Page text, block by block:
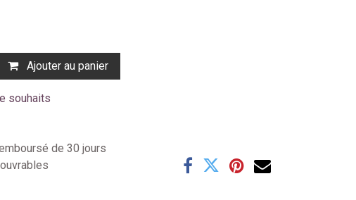
Ajouter au panier
souhaits
de 30 jours